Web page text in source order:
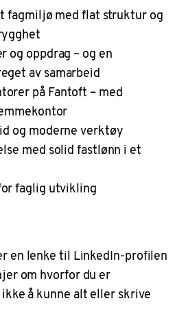
fagmiljø med flat struktur og
og oppdrag – og en
av samarbeid
på Fantoft – med
og moderne verktøy
med solid fastlønn i et
faglig utvikling
en lenke til LinkedIn-profilen
om hvorfor du er
å kunne alt eller skrive